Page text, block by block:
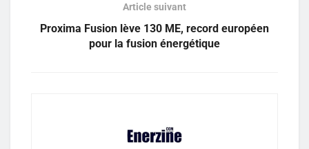
Article suivant
Proxima Fusion lève 130 ME, record européen
pour la fusion énergétique